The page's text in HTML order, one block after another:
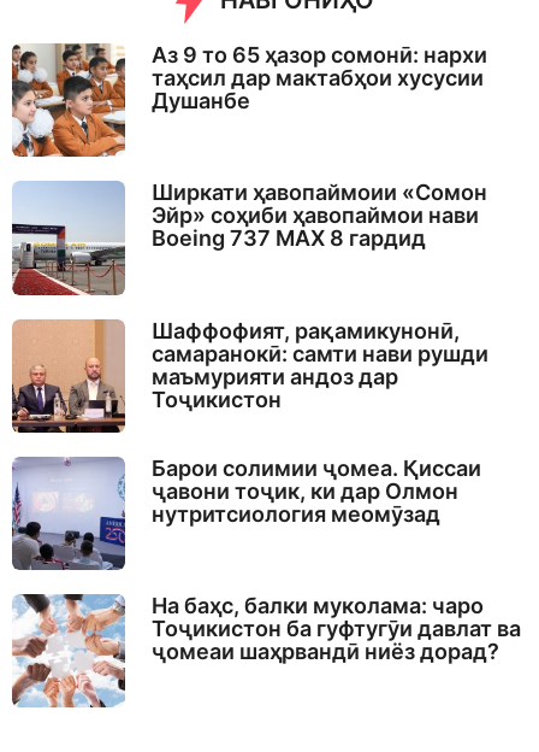
Аз 9 то 65 ҳазор сомонӣ: нархи
таҳсил дар мактабҳои хусусии
Душанбе
Ширкати ҳавопаймоии «Сомон
Эйр» соҳиби ҳавопаймои нави
Boeing 737 MAX 8 гардид
Шаффофият, рақамикунонӣ,
самаранокӣ: самти нави рушди
маъмурияти андоз дар
Тоҷикистон
Барои солимии ҷомеа. Қиссаи
ҷавони тоҷик, ки дар Олмон
нутритсиология меомӯзад
На баҳс, балки муколама: чаро
Тоҷикистон ба гуфтугӯи давлат ва
ҷомеаи шаҳрвандӣ ниёз дорад?